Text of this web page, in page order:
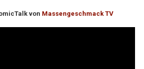
von Massengeschmack TV